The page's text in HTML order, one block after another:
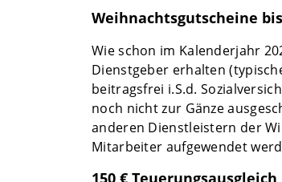
Weihnachtsgutscheine
Wie schon im Kalenderjahr
Dienstgeber erhalten
beitragsfrei i.S.d.
noch nicht zur Gänze
anderen Dienstleistern der
Mitarbeiter aufgewendet
150 € Teuerungsausgleich